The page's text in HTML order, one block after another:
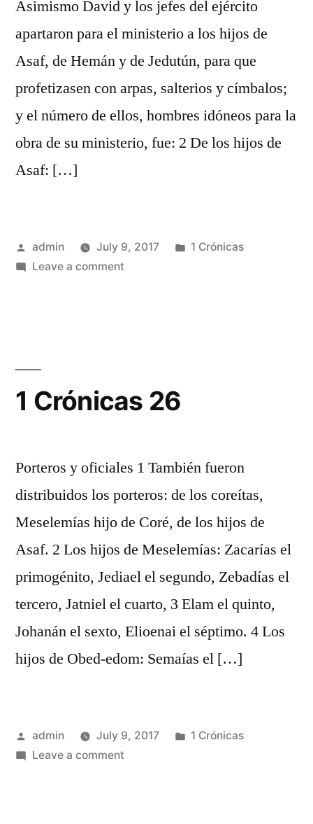
Asimismo David y los jefes del ejército
apartaron para el ministerio a los hijos de
Asaf, de Hemán y de Jedutún, para que
profetizasen con arpas, salterios y címbalos;
y el número de ellos, hombres idóneos para la
obra de su ministerio, fue: 2 De los hijos de
Asaf: […]
Posted
by
admin July 9, 2017
Posted
1 Crónicas
Leave a commenton
1 Crónicas 26
Porteros y oficiales 1 También fueron
distribuidos los porteros: de los coreítas,
Meselemías hijo de Coré, de los hijos de
Asaf. 2 Los hijos de Meselemías: Zacarías el
primogénito, Jediael el segundo, Zebadías el
tercero, Jatniel el cuarto, 3 Elam el quinto,
Johanán el sexto, Elioenai el séptimo. 4 Los
hijos de Obed-edom: Semaías el […]
Posted
by
admin July 9, 2017
Posted
1 Crónicas
Leave a commenton